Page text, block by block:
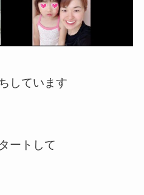
しています
ートして